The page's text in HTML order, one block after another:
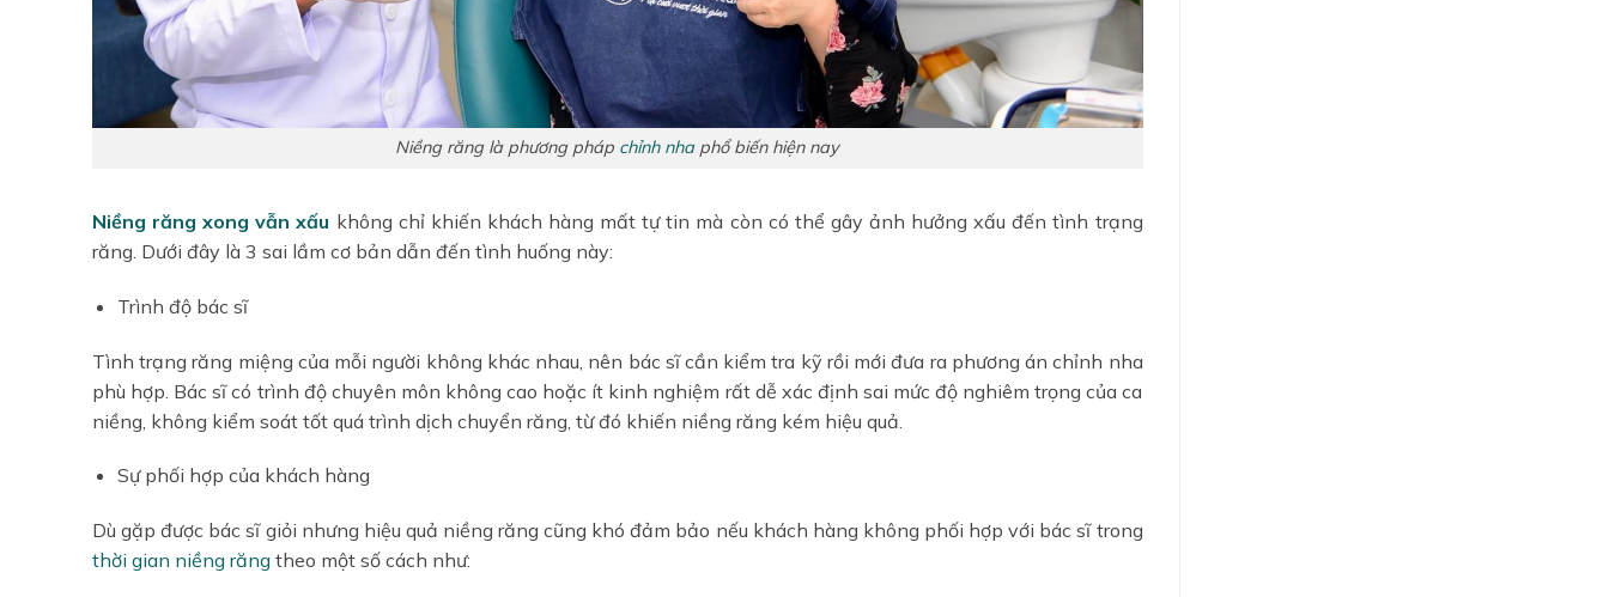
Niềng răng là phương pháp chỉnh nhaphổ biến hiện nay
Niềng răng xong vẫn xấu không chỉ khiến khách hàng mất tự tin mà còn có thể gây ảnh hưởng xấu đến tình trạng
răng. Dưới đây là 3 sai lầm cơ bản dẫn đến tình huống này:
Trình độ bác sĩ
Tình trạng răng miệng của mỗi người không khác nhau, nên bác sĩ cần kiểm tra kỹ rồi mới đưa ra phương án chỉnh nha
phù hợp. Bác sĩ có trình độ chuyên môn không cao hoặc ít kinh nghiệm rất dễ xác định sai mức độ nghiêm trọng của ca
niềng, không kiểm soát tốt quá trình dịch chuyển răng, từ đó khiến niềng răng kém hiệu quả.
Sự phối hợp của khách hàng
Dù gặp được bác sĩ giỏi nhưng hiệu quả niềng răng cũng khó đảm bảo nếu khách hàng không phối hợp với bác sĩ trong
thời gian niềng răng theo một số cách như: